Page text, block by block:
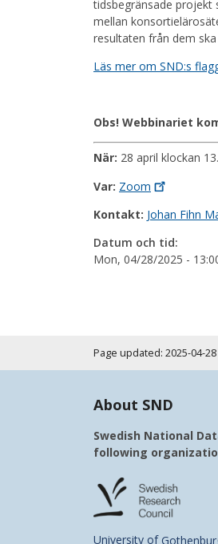
tidsbegränsade projekt
mellan
resultaten från dem
Läs mer om SND:s
Obs! Webbinariet
När: 28 april klockan
Var: Zoom
Kontakt: Johan Fihn
Datum och tid:
Mon, 04/28/2025 -
Page updated: 2025-04-28
About SND
Swedish National
following
University of